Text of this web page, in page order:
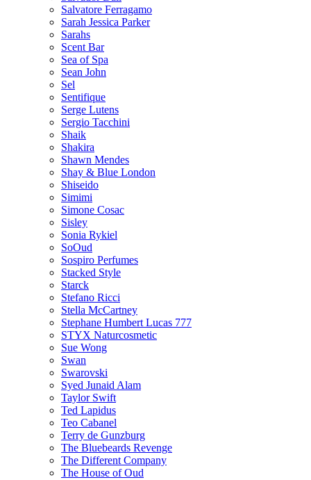
Salvatore Ferragamo
Sarah Jessica Parker
Sarahs
Scent Bar
Sea of Spa
Sean John
Sel
Sentifique
Serge Lutens
Sergio Tacchini
Shaik
Shakira
Shawn Mendes
Shay & Blue London
Shiseido
Simimi
Simone Cosac
Sisley
Sonia Rykiel
SoOud
Sospiro Perfumes
Stacked Style
Starck
Stefano Ricci
Stella McCartney
Stephane Humbert Lucas 777
STYX Naturсosmetic
Sue Wong
Swan
Swarovski
Syed Junaid Alam
Taylor Swift
Ted Lapidus
Teo Cabanel
Terry de Gunzburg
The Bluebeards Revenge
The Different Company
The House of Oud